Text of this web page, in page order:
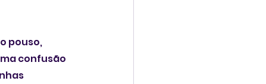
pouso,
confusão